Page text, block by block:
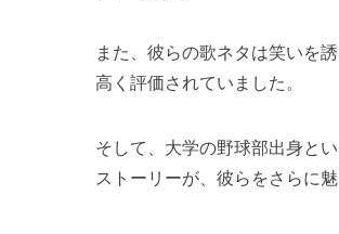
また、彼らの歌ネタは笑いを
高く評価されていました。
そして、大学の野球部出身と
ストーリーが、彼らをさらに